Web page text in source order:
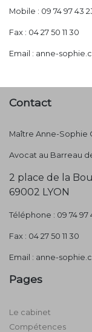
Mobile : 09 74 97 43
Fax : 04 27 50 11 30
Email : anne-
Contact
Maître Anne-Sophie
Avocat au Barreau
2 place de la
69002 LYON
Téléphone : 09 74 97
Fax : 04 27 50 11 30
Email : anne-
Pages
Le cabinet
Compétences